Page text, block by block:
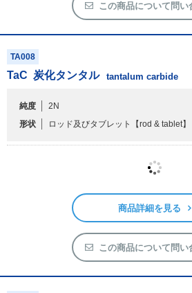
この商品について問い
TA008
TaC 炭化タンタル tantalum carbide
純度
2N
形状
ロッド及びタブレット 【rod & tablet】
商品詳細を見る
この商品について問い